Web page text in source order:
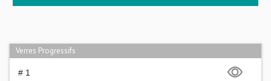
Verres Progressifs
# 1